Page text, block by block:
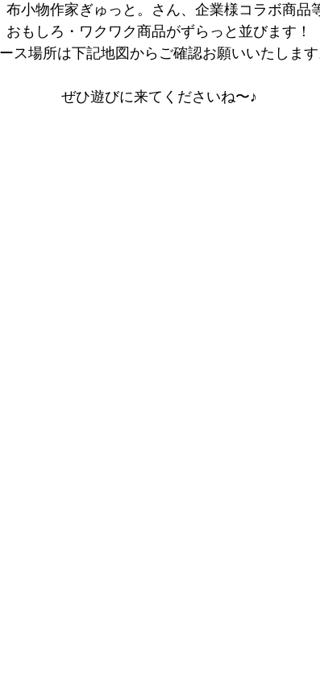
布小物作家ぎゅっと。さん、企業様コラボ商品
おもしろ・ワクワク商品がずらっと並びます！
ス場所は下記地図からご確認お願いいたします
ぜひ遊びに来てくださいね〜♪